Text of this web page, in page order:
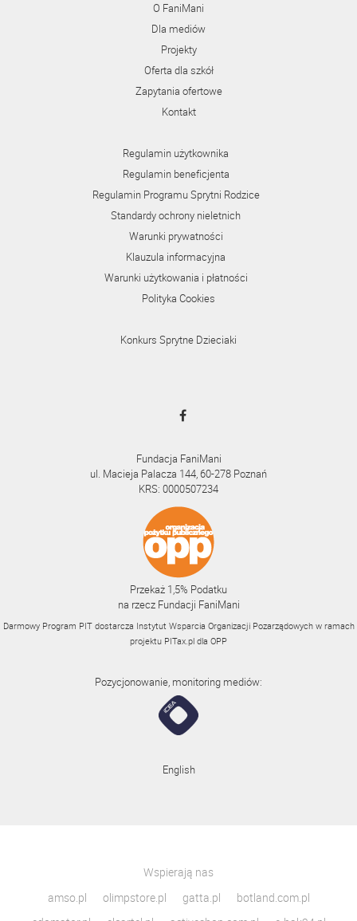
O FaniMani
Dla mediów
Projekty
Oferta dla szkół
Zapytania ofertowe
Kontakt
Regulamin użytkownika
Regulamin beneficjenta
Regulamin Programu Sprytni Rodzice
Standardy ochrony nieletnich
Warunki prywatności
Klauzula informacyjna
Warunki użytkowania i płatności
Polityka Cookies
Konkurs Sprytne Dzieciaki
Fundacja FaniMani
ul. Macieja Palacza 144, 60-278 Poznań
KRS: 0000507234
Przekaż 1,5% Podatku
na rzecz Fundacji FaniMani
Darmowy Program PIT dostarcza Instytut Wsparcia Organizacji Pozarządowych w ramach
projektu PITax.pl dla OPP
Pozycjonowanie, monitoring mediów:
English
Wspierają nas
amso.pl
olimpstore.pl gatta.pl
botland.com.pl